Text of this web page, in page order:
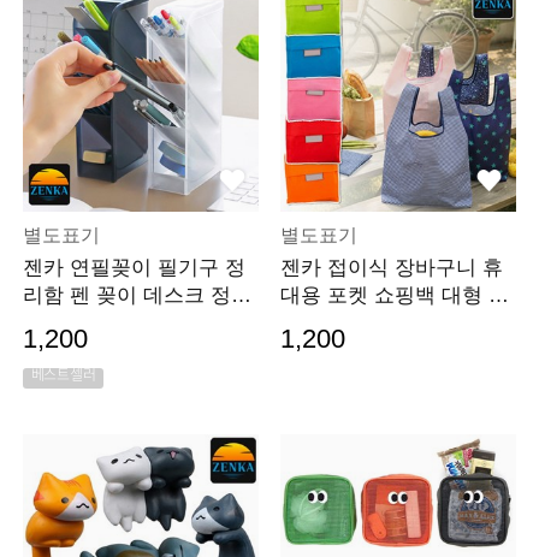
별도표기
젠카 연필꽂이 필기구 정
리함 펜 꽂이 데스크 정리
1,200
베스트셀러
별도표기
젠카 접이식 장바구니 휴
대용 포켓 쇼핑백 대형 시
1,200